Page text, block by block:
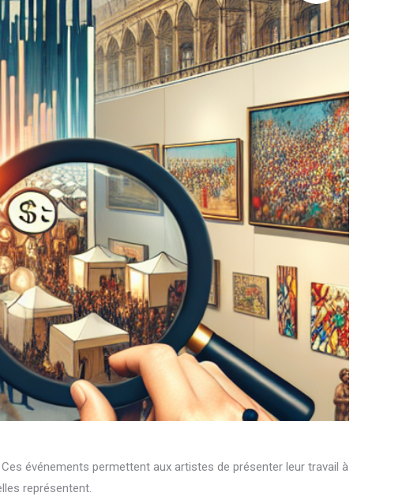
événements permettent aux artistes de présenter leur travail à
représentent.